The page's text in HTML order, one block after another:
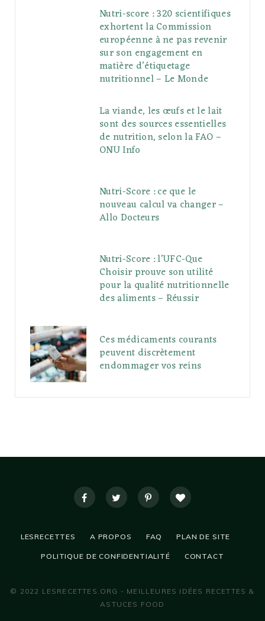
Nutri-score : 320 scientifiques
exhortent la Commission
européenne à ne pas revenir
sur son engagement en
matière d’étiquetage
nutritionnel – Le Monde
La viande, les œufs et le lait
sont des sources essentielles
de nutrition, selon la FAO –
ONU Info
Nutri-Score : ce que le
nouveau calcul va changer –
Allo Docteurs
Nutri-Score : l’UFC-Que
Choisir prouve son utilité
pour la qualité nutritionnelle
des aliments – Réussir
Ces médicaments courants
peuvent discrètement
endommager vos reins
LESRECETTES A PROPOS FAQ PLAN DE SITE
POLITIQUE DE CONFIDENTIALITÉ CONTACT
© 2022 LESRECETTES.ORG - MEILLEURES IDÉES RECETTES &
ASTUCES FOOD